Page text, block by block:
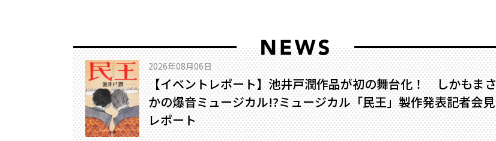
2026年08月06日
【イベントレポート】池井戸潤作品が初の舞台化！ しかもまさ
かの爆音ミュージカル!?――ミュージカル「民王」製作発表記者会見
レポート